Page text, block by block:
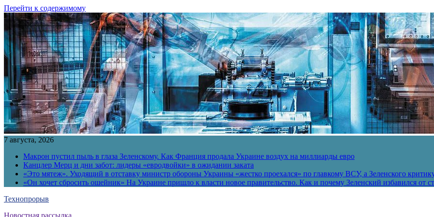
Перейти к содержимому
7 августа, 2026
Макрон пустил пыль в глаза Зеленскому. Как Франция продала Украине воздух на миллиарды евро
Канцлер Мерц и дни забот: лидеры «евродвойки» в ожидании заката
«Это мятеж». Уходящий в отставку министр обороны Украины «жестко проехался» по главкому ВСУ, а Зеленского
«Он хочет сбросить ошейник» На Украине пришло к власти новое правительство. Как и почему Зеленский избавился от
Технопрорыв
Новостная рассылка